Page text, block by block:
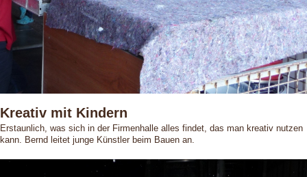
Kreativ mit Kindern
Erstaunlich, was sich in der Firmenhalle alles findet, das man kreativ nutzen
kann. Bernd leitet junge Künstler beim Bauen an.